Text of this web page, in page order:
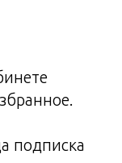
подписка